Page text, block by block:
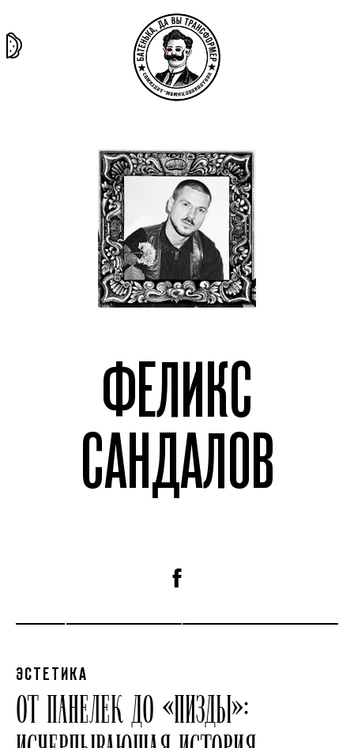
материясекты
ФЕЛИКС
САНДАЛОВ
ЭСТЕТИКА
ОТ ПАНЕЛЕК ДО «ПИЗДЫ»: